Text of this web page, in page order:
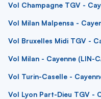
Vol Champagne TGV -
Vol Milan Malpensa -
Vol Bruxelles Midi TGV -
Vol Milan - Cayenne (LIN-
Vol Turin-Caselle -
Vol Lyon Part-Dieu TGV -